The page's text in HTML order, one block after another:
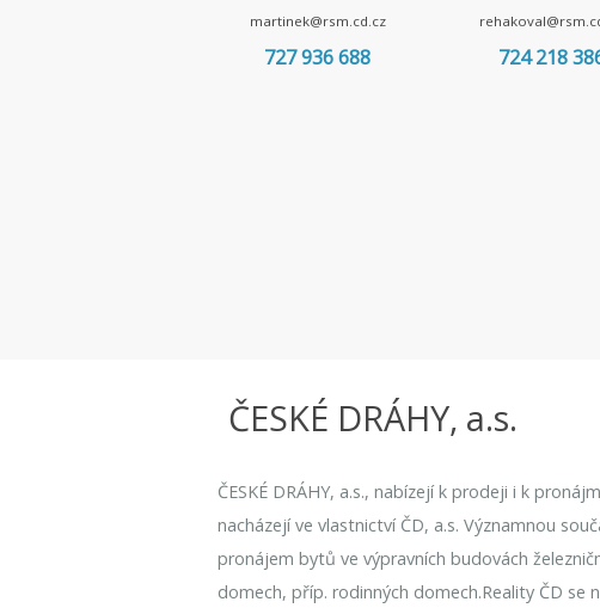
martinek@rsm.cd.cz
727 936 688 724 218
ČESKÉ DRÁHY, a.s.
ČESKÉ DRÁHY, a.s., nabízejí k prodeji i k
nacházejí ve vlastnictví ČD, a.s. Významnou
pronájem bytů ve výpravních budovách
domech, příp. rodinných domech.Reality ČD se